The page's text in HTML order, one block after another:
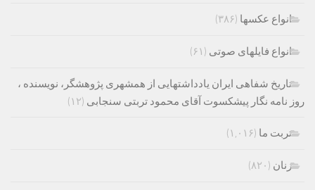
انواع عکسها (۳۸۶)
انواع فایلهای صوتی (۶۱)
تاریخ شفاهی ایران یادداشتهایی از همشهری پژوهشگر، نویسنده ،
روز نامه نگار پیشکسوت آقای محمود تربتی سنجابی (۱۲)
تربت ما (۱,۰۱۶)
زنان (۸۲۰)